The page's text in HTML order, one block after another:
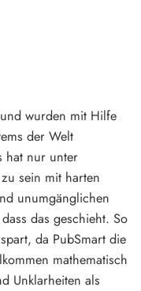
wurden mit Hilfe
der Welt
hat nur unter
sein mit harten
unumgänglichen
das geschieht. So
da PubSmart die
mathematisch
Unklarheiten als